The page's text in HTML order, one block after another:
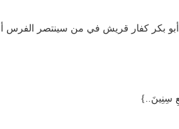
أبو بكر كفار قريش في من سينتصر الفرس
سِنِينَ..}